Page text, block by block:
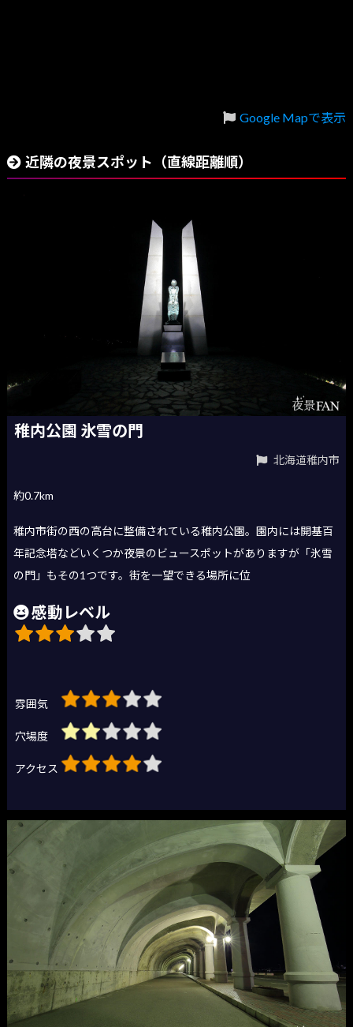
Google Mapで表示
近隣の夜景スポット（直線距離順）
稚内公園 氷雪の門
北海道稚内市
約0.7km
稚内市街の西の高台に整備されている稚内公園。園内には開基百
年記念塔などいくつか夜景のビュースポットがありますが「氷雪
の門」もその1つです。街を一望できる場所に位
感動レベル
雰囲気
穴場度
アクセス